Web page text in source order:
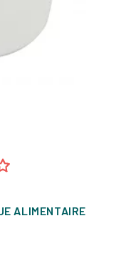
ALIMENTAIRE